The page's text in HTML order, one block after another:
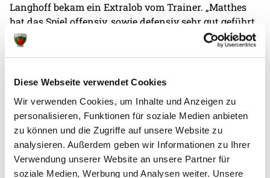
Diese Webseite verwendet Cookies
Wir verwenden Cookies, um Inhalte und Anzeigen zu
personalisieren, Funktionen für soziale Medien anbieten
zu können und die Zugriffe auf unsere Website zu
analysieren. Außerdem geben wir Informationen zu Ihrer
Verwendung unserer Website an unsere Partner für
soziale Medien, Werbung und Analysen weiter. Unsere
Langhoff bekam ein Extralob vom Trainer. „Matthes
hat das Spiel offensiv, sowie defensiv sehr gut geführt.
In Abwesenheit von Nils Lichtlein, der am Samstag bei
der Bundesligareserve aushalf und am Sonntag
Verantwortung übernommen und eine starke
Schützling. Am Freitag geht es für die A-Jugend
weiter. Dann spielt man um 20:30 Uhr beim TV
Gelnhausen.
Ein echtes Kampfspiel bestritten die 2. Männer der